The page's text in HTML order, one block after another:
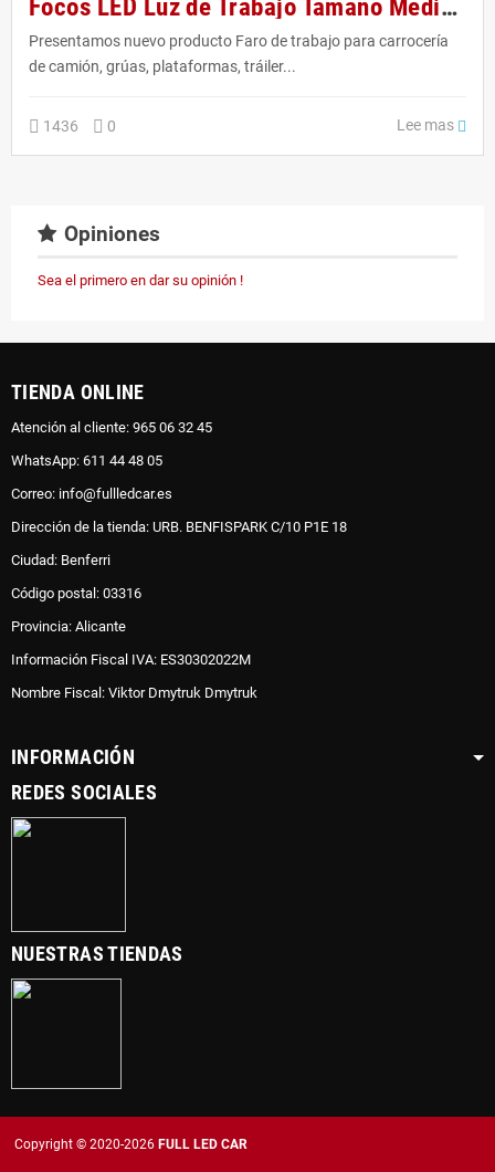
Focos LED Luz de Trabajo Tamaño Medio para Interior y Exterior 12v 24v Homologados E9 22956 10-R06
Presentamos nuevo producto Faro de trabajo para carrocería
de camión, grúas, plataformas, tráiler...
1436 0 Lee mas
Opiniones
Sea el primero en dar su opinión !
TIENDA ONLINE
Atención al cliente: 965 06 32 45
WhatsApp: 611 44 48 05
Correo: info@fullledcar.es
Dirección de la tienda: URB. BENFISPARK C/10 P1E 18
Ciudad: Benferri
Código postal: 03316
Provincia: Alicante
Información Fiscal IVA: ES30302022M
Nombre Fiscal: Viktor Dmytruk Dmytruk
INFORMACIÓN
REDES SOCIALES
NUESTRAS TIENDAS
Copyright © 2020-2026 FULL LED CAR